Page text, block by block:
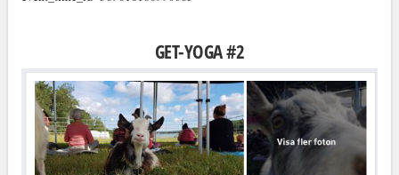
GET-YOGA #2